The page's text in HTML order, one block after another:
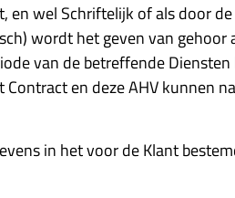
en wel Schriftelijk of als door
wordt het geven van
van de betreffende
en deze AHV kunnen
in het voor de Klant